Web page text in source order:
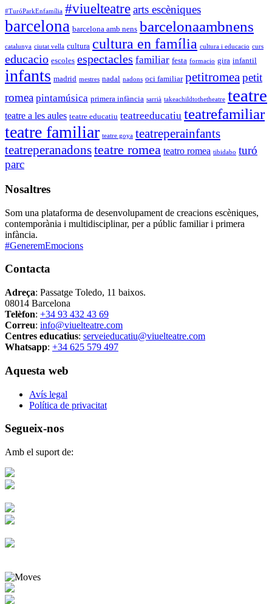
#TuróParkEnfamília #viuelteatrearts escèniques
barcelona barcelona amb nens barcelonaambnens
catalunya ciutat vella cultura cultura en família cultura i educacio curs
educacio escoles espectacles familiar festa formacio gira infantil
infants madrid mestres nadal nadons oci familiar petitromeapetit
romea pintamúsica primera infància sarrià takeachildtothetheatre teatre
teatre a les aules teatre educatiu teatreeducatiu teatrefamiliar
teatre familiar teatre goya teatreperainfants
teatreperanadonsteatre romea teatro romea tibidabo turó
parc
Nosaltres
Som una plataforma de desenvolupament de creacions escèniques,
contemporània i multidisciplinar, per a públic familiar i primera
infància.
#GeneremEmocions
Contacta
Adreça: Passatge Toledo, 11 baixos.
08014 Barcelona
Telèfon: +34 93 432 43 69
Correu: info@viuelteatre.com
Centres educatius: serveieducatiu@viuelteatre.com
Whatsapp: +34 625 579 497
Aquesta web
Avís legal
Política de privacitat
Segueix-nos
Amb el suport de: